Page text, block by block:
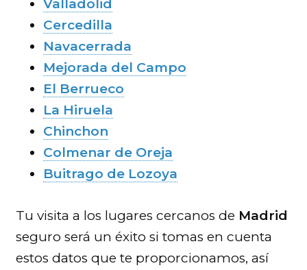
Valladolid
Cercedilla
Navacerrada
Mejorada del Campo
El Berrueco
La Hiruela
Chinchon
Colmenar de Oreja
Buitrago de Lozoya
Tu visita a los lugares cercanos de Madrid
seguro será un éxito si tomas en cuenta
estos datos que te proporcionamos, así